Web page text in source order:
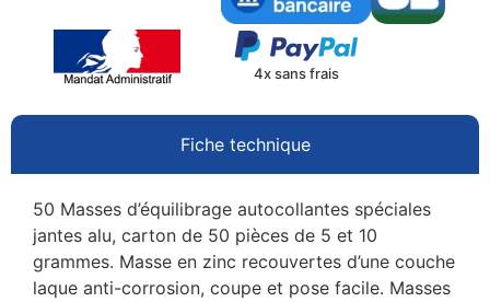
4x sans frais
Fiche technique
50 Masses d’équilibrage autocollantes spéciales
jantes alu, carton de 50 pièces de 5 et 10
grammes. Masse en zinc recouvertes d’une couche
laque anti-corrosion, coupe et pose facile. Masses